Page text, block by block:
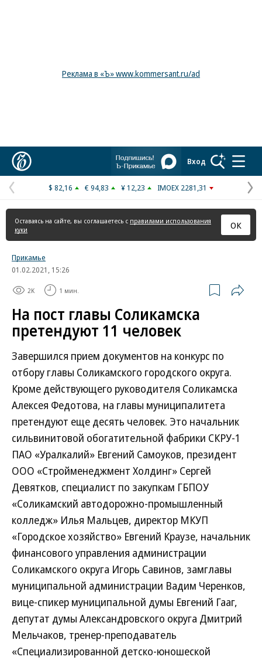
Реклама в «Ъ» www.kommersant.ru/ad
Вход
Предыдущая
страница
$ 82,16 € 94,83 ¥ 12,23 IMOEX 2281,31
Оставаясь на сайте, вы соглашаетесь с правилами использования
куки
ОК
Прикамье
01.02.2021, 15:26
2K 1 мин.
На пост главы Соликамска
претендуют 11 человек
Завершился прием документов на конкурс по
отбору главы Соликамского городского округа.
Кроме действующего руководителя Соликамска
Алексея Федотова, на главы муниципалитета
претендуют еще десять человек. Это начальник
сильвинитовой обогатительной фабрики СКРУ-1
ПАО «Уралкалий» Евгений Самоуков, президент
ООО «Стройменеджмент Холдинг» Сергей
Девятков, специалист по закупкам ГБПОУ
«Соликамский автодорожно-промышленный
колледж» Илья Мальцев, директор МКУП
«Городское хозяйство» Евгений Краузе, начальник
финансового управления администрации
Соликамского округа Игорь Савинов, замглавы
муниципальной администрации Вадим Черенков,
вице-спикер муниципальной думы Евгений Гааг,
депутат думы Александровского округа Дмитрий
Мельчаков, тренер-преподаватель
«Специализированной детско-юношеской